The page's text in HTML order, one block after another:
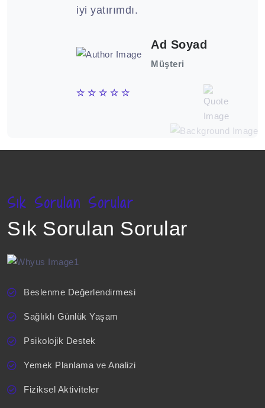
iyi yatırımdı.
Ad Soyad
Sık Sorulan Sorular
Sık Sorulan Sorular
Beslenme Değerlendirmesi
Sağlıklı Günlük Yaşam
Psikolojik Destek
Yemek Planlama ve Analizi
Fiziksel Aktiviteler